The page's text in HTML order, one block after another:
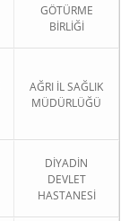
GÖTÜRME
BİRLİĞİ
AĞRI İL SAĞLIK
MÜDÜRLÜĞÜ
DİYADİN
DEVLET
HASTANESİ